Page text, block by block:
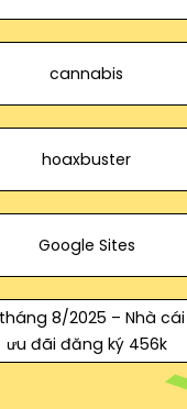
cannabis
hoaxbuster
Google Sites
8/2025 – Nhà
ưu đãi đăng ký 456k